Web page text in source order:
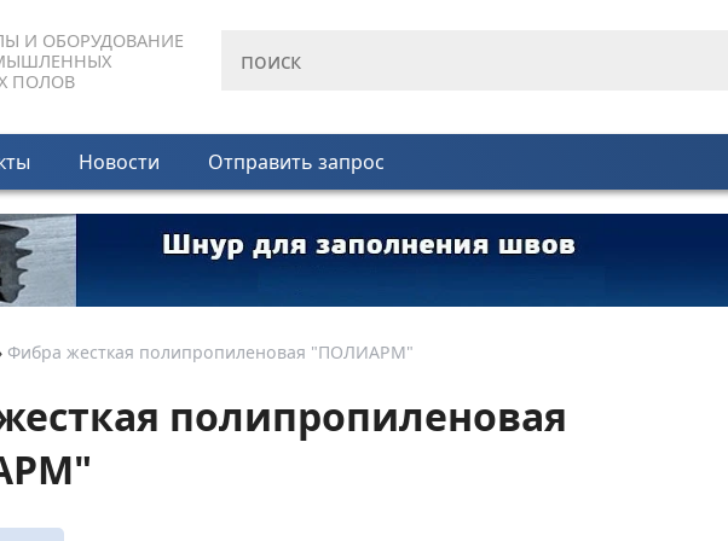
И ОБОРУДОВАНИЕ
ПОЛОВ
Новости Отправить запрос
Фибра жесткая полипропиленовая "ПОЛИАРМ"
полипропиленовая